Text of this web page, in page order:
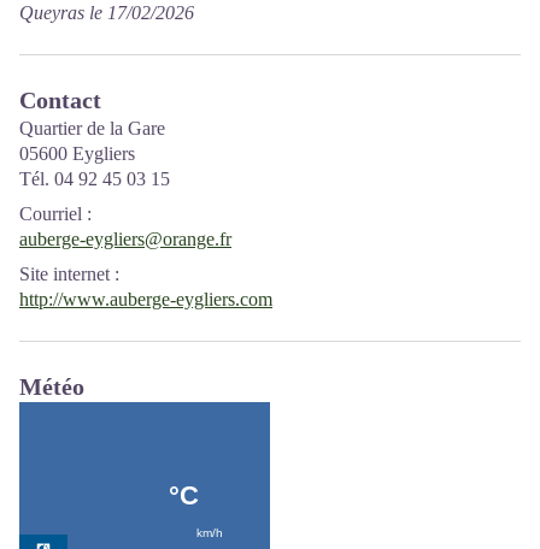
Queyras le 17/02/2026
Contact
Quartier de la Gare
05600 Eygliers
Tél. 04 92 45 03 15
Courriel :
auberge-eygliers@orange.fr
Site internet :
http://www.auberge-eygliers.com
Météo